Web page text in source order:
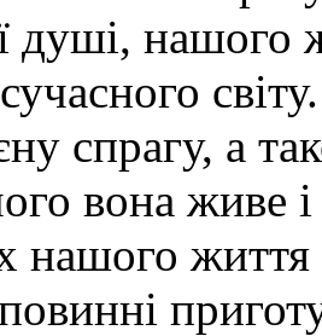
душі, нашого
спрагу, а
вона живе
нашого життя